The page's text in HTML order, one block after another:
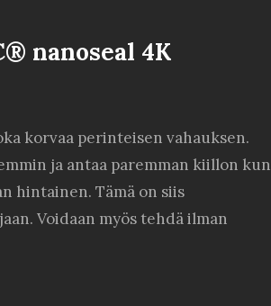
nanoseal 4K
korvaa perinteisen vahauksen.
ja antaa paremman kiillon kun
hintainen. Tämä on siis
Voidaan myös tehdä ilman